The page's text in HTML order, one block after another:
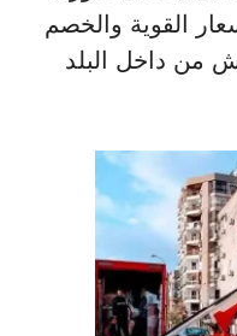
القوية والخصم
من داخل البلد